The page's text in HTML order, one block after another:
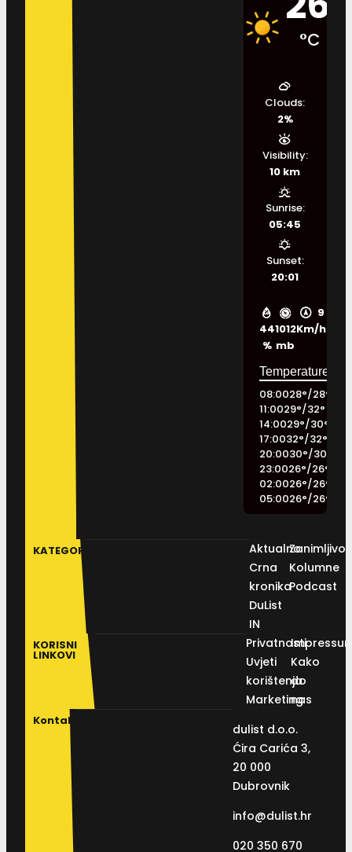
°C
44
%
1012
mb
9
Km/h
Clouds:
2%
Visibility:
10 km
Sunrise:
05:45
Sunset:
20:01
08:0028°/28°
11:0029°/32°
14:0029°/30°
17:0032°/32°
20:0030°/30
23:0026°/26°
02:0026°/26°
05:0026°/26°
KATEGORIJE
Aktualno
Crna
kronika
DuList
IN
Kolumne
Podcast
KORISNI
LINKOVI
Privatnosti
Uvjeti
korištenja
Marketing
Kako
do
nas
Kontakt
dulist d.o.o.
Ćira Carića 3,
20 000
Dubrovnik
info@dulist.hr
020 350 670